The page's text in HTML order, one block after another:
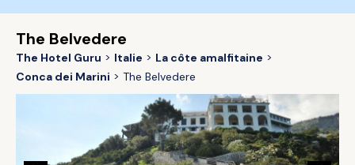
The Belvedere
The Hotel Guru Italie
La côte amalfitaine
Conca dei Marini
The Belvedere